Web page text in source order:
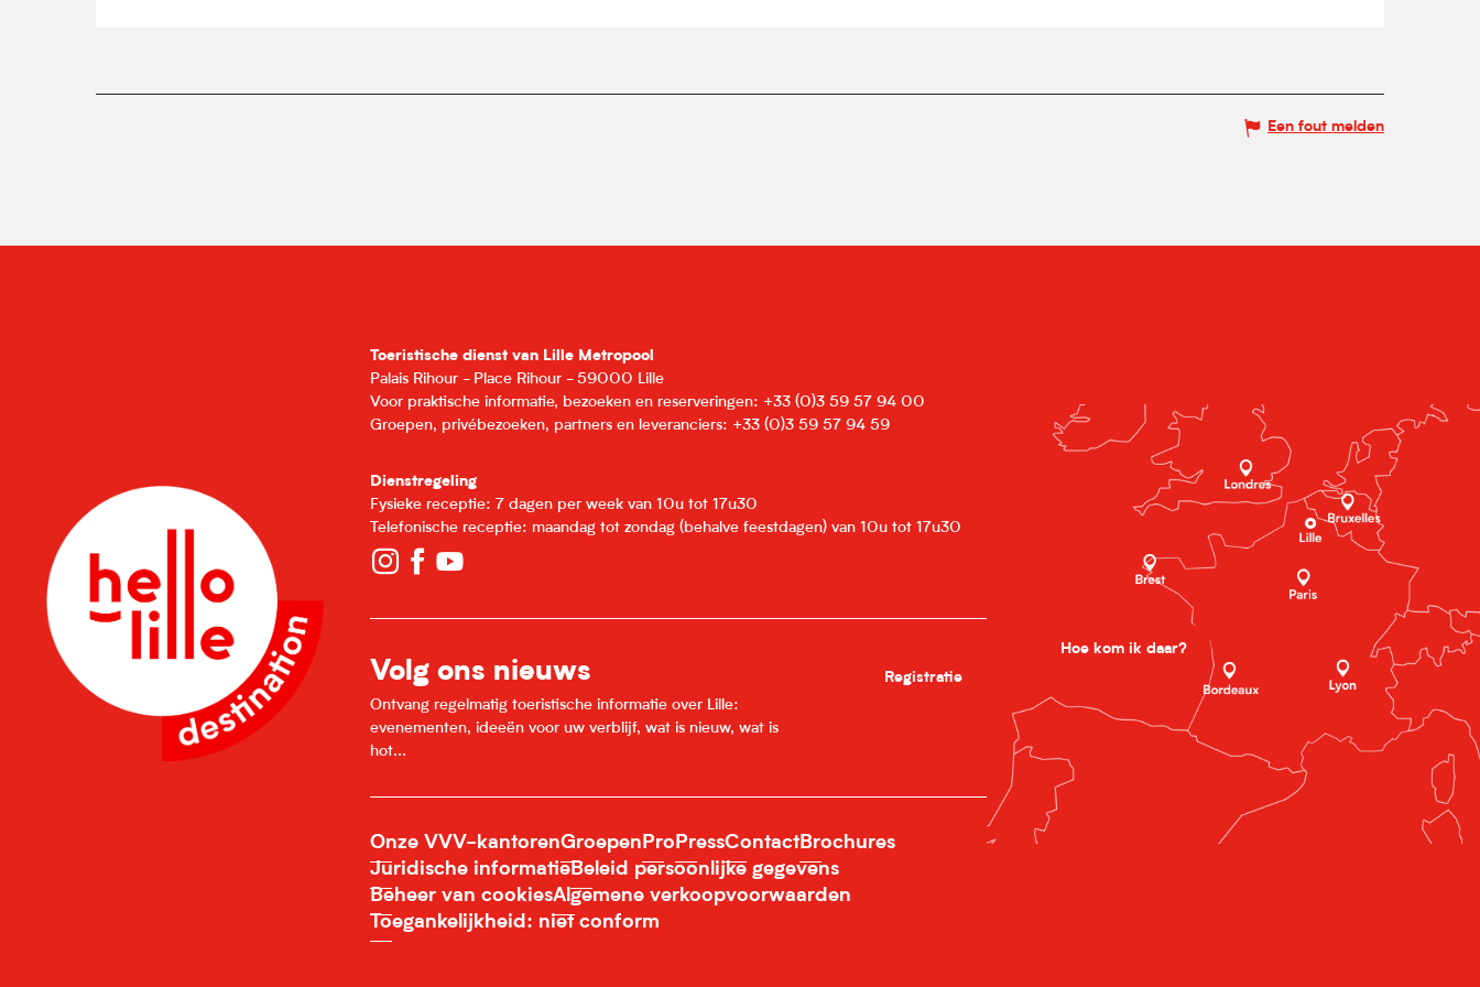
Een fout melden
Toeristische dienst van Lille Metropool
Palais Rihour - Place Rihour - 59000 Lille
Voor praktische informatie, bezoeken en reserveringen: +33 (0)3 59 57 94 00
Groepen, privébezoeken, partners en leveranciers: +33 (0)3 59 57 94 59
Dienstregeling
Fysieke receptie: 7 dagen per week van 10u tot 17u30
Telefonische receptie: maandag tot zondag (behalve feestdagen) van 10u tot 17u30
Volg ons nieuws
Ontvang regelmatig toeristische informatie over Lille:
evenementen, ideeën voor uw verblijf, wat is nieuw, wat is
hot...
Registratie
Onze VVV-kantorenGroepen Pro PressContactBrochures
Juridische informatieBeleid persoonlijke gegevens
Beheer van cookiesAlgemene verkoopvoorwaarden
Toegankelijkheid: niet conform
Hoe kom ik daar?